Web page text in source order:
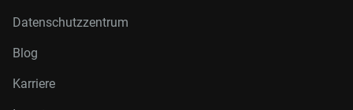
Datenschutzzentrum
Blog
Karriere